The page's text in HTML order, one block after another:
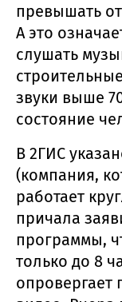
превышать
А это
слушать
звуки выше
состояние
В 2ГИС
(компания,
работает
причала
программы,
только до 8
опровергает